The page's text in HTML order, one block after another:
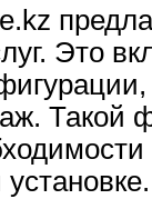
Это
Такой